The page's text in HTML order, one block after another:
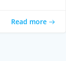
Read more